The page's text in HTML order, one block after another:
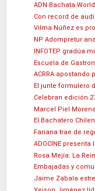
ADN Bachata
Con record de
Vilma Núñez es
NP Adompretur
INFOTEP gradúa
Escuela de
ACRRA apostando
El junte formulero
Celebran edición
Marcel Piel
El Bachatero
Fariana trae de
ADOCINE
Rosa Mejía: La
Embajadas y
Jaime Zabala